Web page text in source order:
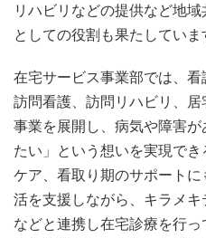
リハビリなどの提供など地
としての役割も果たしていま
在宅サービス事業部では、看
訪問看護、訪問リハビリ、
事業を展開し、病気や障害
たい」という想いを実現で
ケア、看取り期のサポート
活を支援しながら、キラメ
などと連携し在宅診療を行